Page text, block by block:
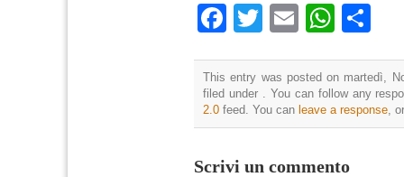
Facebook
TwitterEmail
This entry was posted on martedì,
filed under . You can follow any
2.0 feed. You can leave a response ,
Scrivi un commento